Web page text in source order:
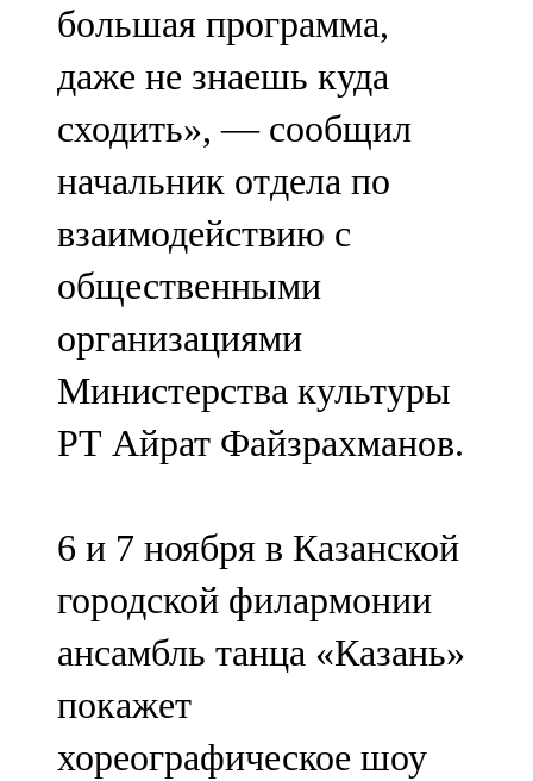
большая программа,
даже не знаешь куда
сходить», — сообщил
начальник отдела по
взаимодействию с
общественными
организациями
Министерства культуры
РТ Айрат Файзрахманов.
6 и 7 ноября в Казанской
городской филармонии
ансамбль танца «Казань»
покажет
хореографическое шоу